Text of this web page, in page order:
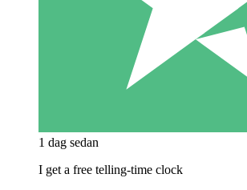
1 dag sedan
I get a free telling-time clock